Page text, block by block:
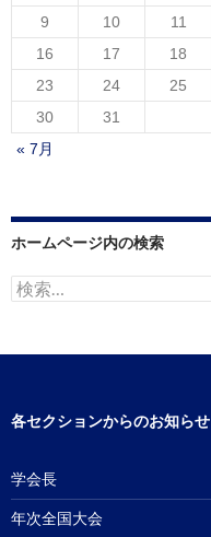
9
10 11
16
17 18
23
24 25
30
31
« 7月
ホームページ内の検索
検
索:
各セクションからのお知らせ
学会長
年次全国大会